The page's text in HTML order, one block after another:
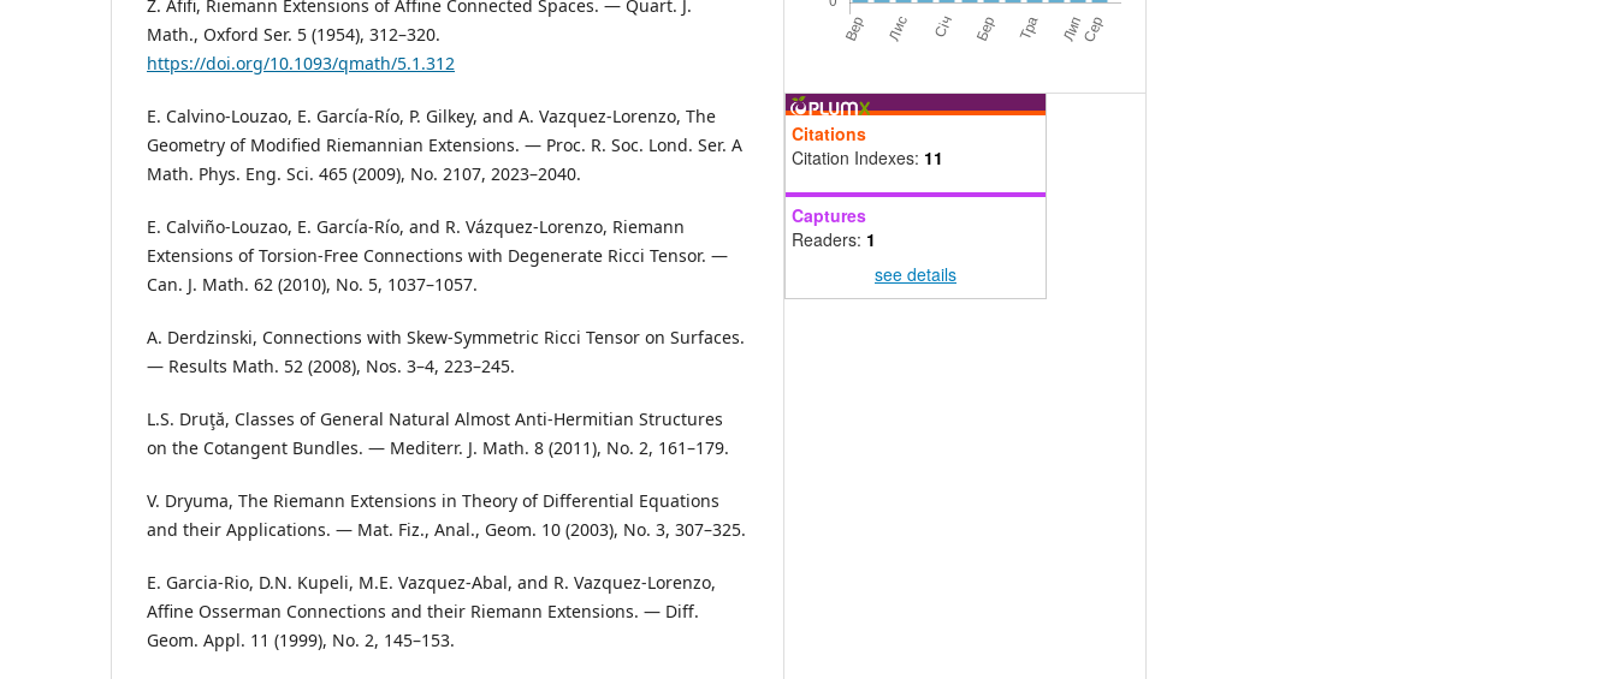
Z. Afifi, Riemann Extensions of Affine Connected Spaces. — Quart. J.
Math., Oxford Ser. 5 (1954), 312–320.
https://doi.org/10.1093/qmath/5.1.312
E. Calvino-Louzao, E. Garcı́a-Rı́o, P. Gilkey, and A. Vazquez-Lorenzo, The
Geometry of Modified Riemannian Extensions. — Proc. R. Soc. Lond. Ser. A
Math. Phys. Eng. Sci. 465 (2009), No. 2107, 2023–2040.
E. Calviño-Louzao, E. Garcı́a-Rı́o, and R. Vázquez-Lorenzo, Riemann
Extensions of Torsion-Free Connections with Degenerate Ricci Tensor. —
Can. J. Math. 62 (2010), No. 5, 1037–1057.
A. Derdzinski, Connections with Skew-Symmetric Ricci Tensor on Surfaces.
— Results Math. 52 (2008), Nos. 3–4, 223–245.
L.S. Druţă, Classes of General Natural Almost Anti-Hermitian Structures
on the Cotangent Bundles. — Mediterr. J. Math. 8 (2011), No. 2, 161–179.
V. Dryuma, The Riemann Extensions in Theory of Differential Equations
and their Applications. — Mat. Fiz., Anal., Geom. 10 (2003), No. 3, 307–325.
E. Garcia-Rio, D.N. Kupeli, M.E. Vazquez-Abal, and R. Vazquez-Lorenzo,
Affine Osserman Connections and their Riemann Extensions. — Diff.
Geom. Appl. 11 (1999), No. 2, 145–153.
Citations
Citation Indexes: 11
Captures
Readers: 1
see details